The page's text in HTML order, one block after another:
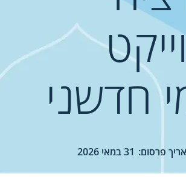
חדשני
31 במאי 2026 פרסום: